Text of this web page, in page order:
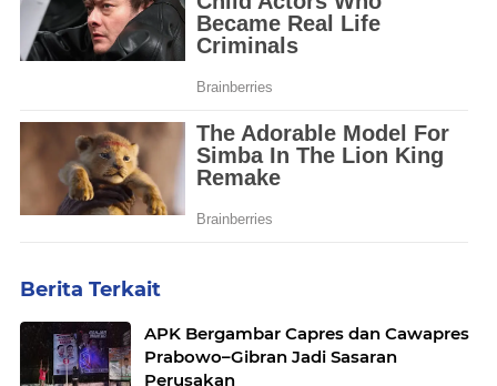
Berita Terkait
APK Bergambar Capres dan Cawapres
Prabowo–Gibran Jadi Sasaran
Perusakan